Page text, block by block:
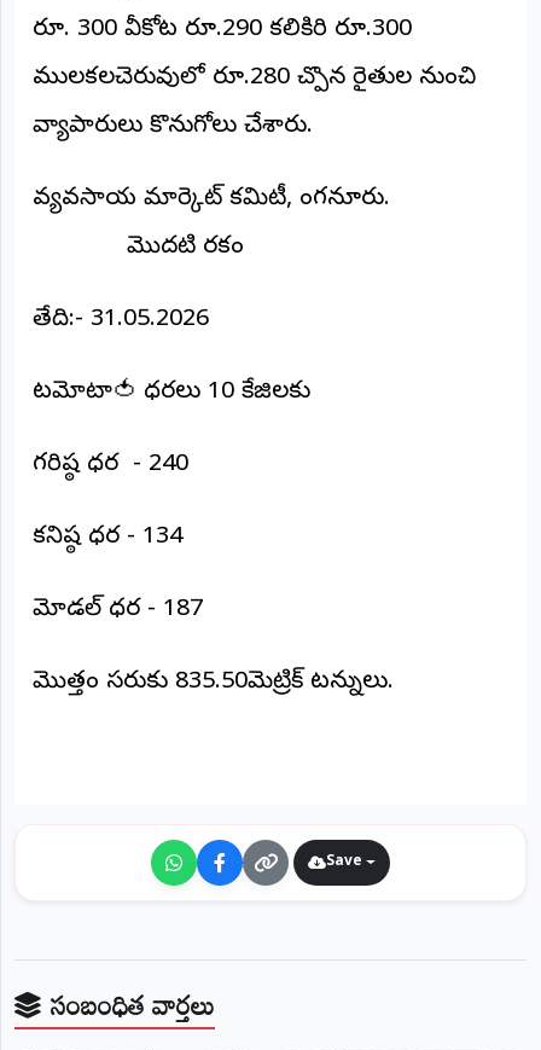
ఆర్టీఐ
(REPORTERS
మా
చేరండి
(Login)
NTODAY
క్షణం
రూ. 300 వీకోట రూ.290 కలికిరి రూ.300
ములకలచెరువులో రూ.280 చొప్పున రైతుల నుంచి
వ్యాపారులు కొనుగోలు చేశారు.
వ్యవసాయ మార్కెట్ కమిటీ, పుంగనూరు.
మొదటి రకం
తేది:- 31.05.2026
టమోటా🍅 ధరలు 10 కేజిలకు
గరిష్ఠ ధర - 240
కనిష్ఠ ధర - 134
మోడల్ ధర - 187
మొత్తం సరుకు 835.50మెట్రిక్ టన్నులు.
Save
సంబంధిత వార్తలు